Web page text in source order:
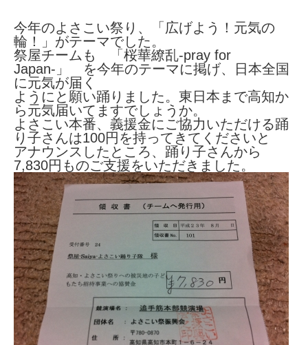
今年のよさこい祭り、「広げよう！元気の
輪！」がテーマでした。
祭屋チームも 「桜華繚乱-pray for
Japan-」 を今年のテーマに掲げ、日本全国
に元気が届く
ようにと願い踊りました。東日本まで高知か
ら元気届いてますでしょうか。
よさこい本番、義援金にご協力いただける踊
り子さんは100円を持ってきてくださいと
アナウンスしたところ、踊り子さんから
7,830円ものご支援をいただきました。